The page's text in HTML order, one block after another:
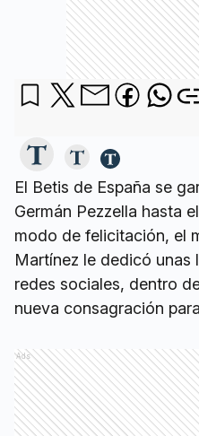
El Betis de España se
Germán Pezzella hasta
modo de felicitación, el
Martínez le dedicó unas
redes sociales, dentro
nueva consagración
Ads